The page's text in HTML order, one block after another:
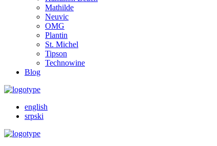
Mathilde
Neuvic
OMG
Plantin
St. Michel
Tipson
Technowine
Blog
english
srpski